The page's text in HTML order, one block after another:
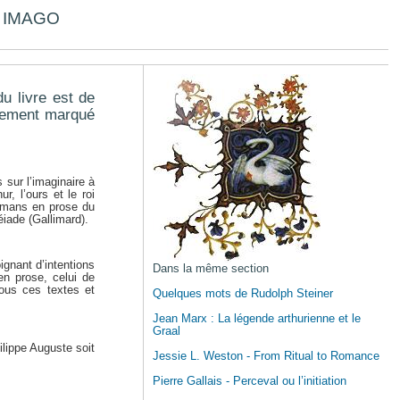
Dans la même section
Quelques mots de Rudolph Steiner
Jean Marx : La légende arthurienne et le
Graal
Jessie L. Weston - From Ritual to Romance
Pierre Gallais - Perceval ou l’initiation
livre est de
marqué
l’imaginaire à
l’ours et le roi
en prose du
(Gallimard).
d’intentions
prose, celui de
ces textes et
Auguste soit